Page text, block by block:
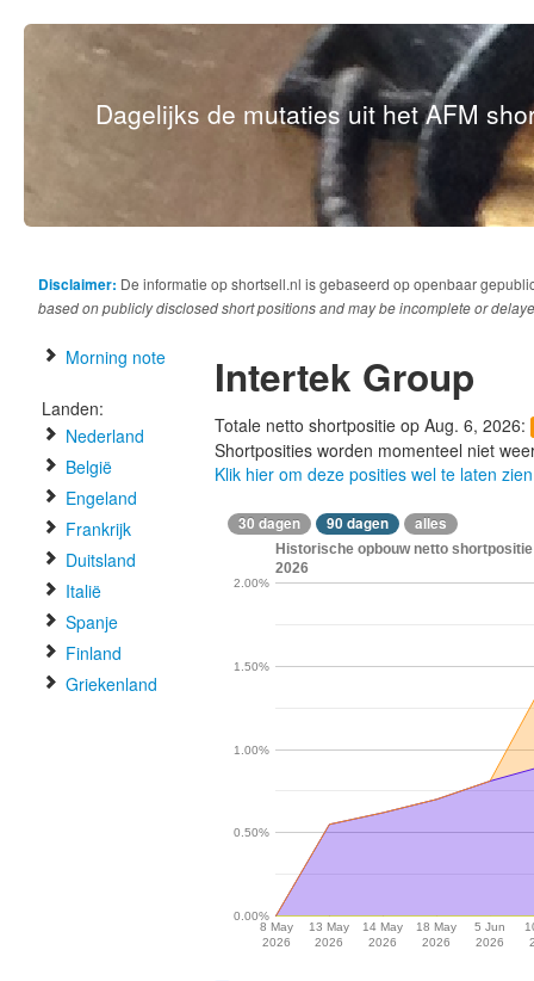
Dagelijks de mutaties uit het AFM
Disclaimer: De informatie op shortsell.nl is gebaseerd op openbaar
based on publicly disclosed short positions and may be incomplete or
Morning note
Landen:
Nederland
België
Engeland
Frankrijk
Duitsland
Italië
Spanje
Finland
Griekenland
Intertek Group
Totale netto shortpositie op Aug. 6, 2026:
Shortposities worden momenteel niet
Klik hier om deze posities wel te laten zien
30 dagen 90 dagen alles
Historische opbouw netto
2026
8 May
2026
13 May
2026
14 May
2026
18 May
2026
5 Jun
2026
0.00%
0.50%
1.00%
1.50%
2.00%